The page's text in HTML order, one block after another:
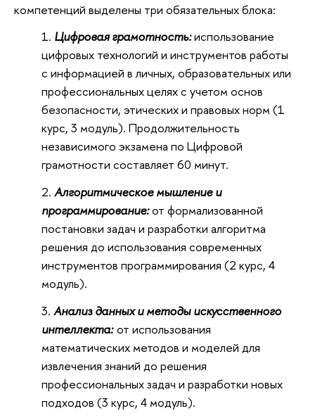
компетенций выделены три обязательных блока:
Цифровая грамотность:использование
цифровых технологий и инструментов работы
с информацией в личных, образовательных или
профессиональных целях с учетом основ
безопасности, этических и правовых норм (1
курс, 3 модуль). Продолжительность
независимого экзамена по Цифровой
грамотности составляет 60 минут.
Алгоритмическое мышление и
программирование:от формализованной
постановки задач и разработки алгоритма
решения до использования современных
инструментов программирования (2 курс, 4
модуль).
Анализ данных и методы искусственного
интеллекта:от использования
математических методов и моделей для
извлечения знаний до решения
профессиональных задач и разработки новых
подходов (3 курс, 4 модуль).